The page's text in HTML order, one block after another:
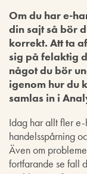
Om du har e-
din sajt så bör
korrekt. Att ta
sig på felaktig
något du bör
igenom hur du
samlas in i
Idag har allt fler
handelsspårning
Även om
fortfarande se fall